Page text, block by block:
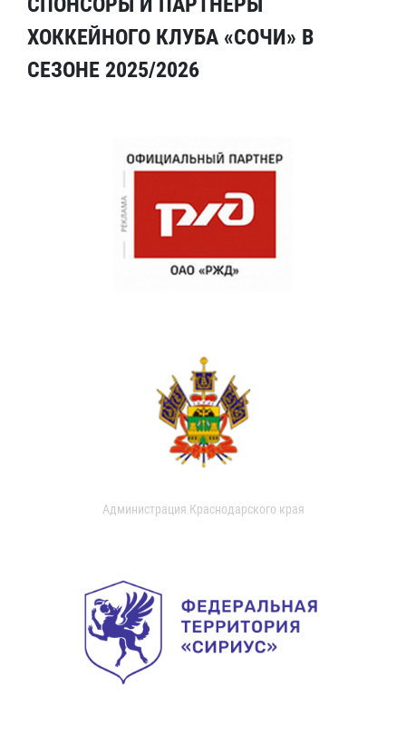
ХОККЕЙНОГО КЛУБА «СОЧИ» В
СЕЗОНЕ 2025/2026
Администрация Краснодарского края